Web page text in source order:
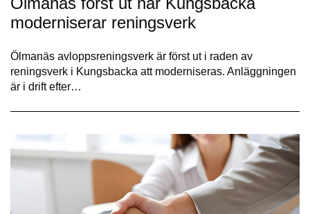
moderniserar reningsverk
Ölmanäs avloppsreningsverk är först ut i raden av
reningsverk i Kungsbacka att moderniseras. Anläggningen
är i drift efter…